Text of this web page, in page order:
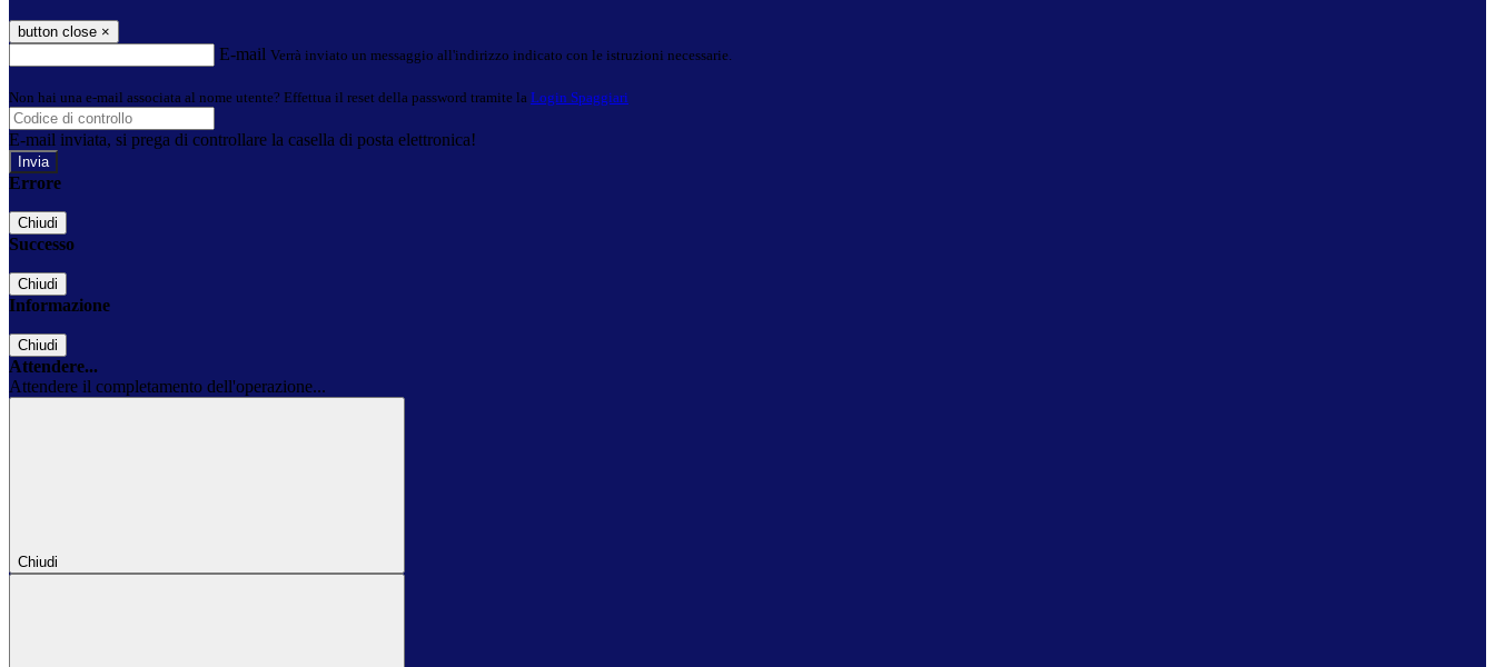
button close ×
E-mail Verrà inviato un messaggio all'indirizzo indicato con le istruzioni necessarie.
Non hai una e-mail associata al nome utente? Effettua il reset della password tramite la Login Spaggiari
E-mail inviata, si prega di controllare la casella di posta elettronica!
Errore
Chiudi
Successo
Chiudi
Informazione
Chiudi
Attendere...
Attendere il completamento dell'operazione...
Chiudi